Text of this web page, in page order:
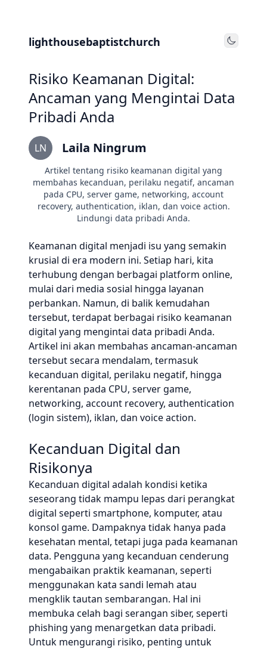
lighthousebaptistchurch Toggle
Risiko Keamanan Digital:
Ancaman yang Mengintai Data
Pribadi Anda
LN Laila Ningrum
Artikel tentang risiko keamanan digital yang
membahas kecanduan, perilaku negatif, ancaman
pada CPU, server game, networking, account
recovery, authentication, iklan, dan voice action.
Lindungi data pribadi Anda.
Keamanan digital menjadi isu yang semakin
krusial di era modern ini. Setiap hari, kita
terhubung dengan berbagai platform online,
mulai dari media sosial hingga layanan
perbankan. Namun, di balik kemudahan
tersebut, terdapat berbagai risiko keamanan
digital yang mengintai data pribadi Anda.
Artikel ini akan membahas ancaman-ancaman
tersebut secara mendalam, termasuk
kecanduan digital, perilaku negatif, hingga
kerentanan pada CPU, server game,
networking, account recovery, authentication
(login sistem), iklan, dan voice action.
Kecanduan Digital dan
Risikonya
Kecanduan digital adalah kondisi ketika
seseorang tidak mampu lepas dari perangkat
digital seperti smartphone, komputer, atau
konsol game. Dampaknya tidak hanya pada
kesehatan mental, tetapi juga pada keamanan
data. Pengguna yang kecanduan cenderung
mengabaikan praktik keamanan, seperti
menggunakan kata sandi lemah atau
mengklik tautan sembarangan. Hal ini
membuka celah bagi serangan siber, seperti
phishing yang menargetkan data pribadi.
Untuk mengurangi risiko, penting untuk